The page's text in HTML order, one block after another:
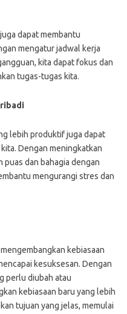
dapat membantu
mengatur jadwal kerja
kita dapat fokus dan
tugas-tugas kita.
lebih produktif juga dapat
Dengan meningkatkan
dan bahagia dengan
mengurangi stres dan
kebiasaan
kesuksesan. Dengan
perlu diubah atau
kebiasaan baru yang lebih
tujuan yang jelas, memulai